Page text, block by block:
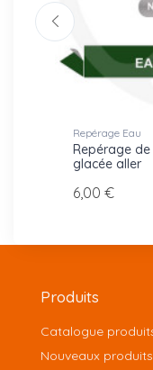
Repérage Eau
Repérage de
glacée aller
6,00 €
Produits
Catalogue
Nouveaux produits